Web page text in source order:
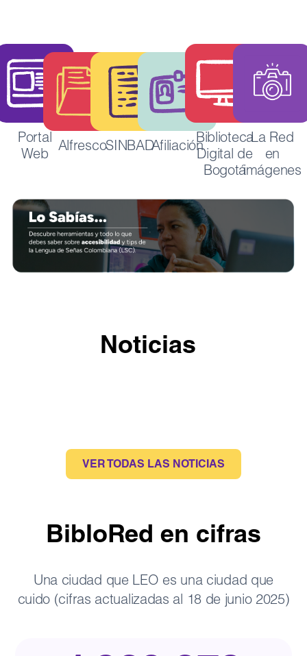
Portal
Web
AlfrescoSINBADAfiliación
Biblioteca
Digital de
Bogotá
La Red
en
imágenes
Noticias
VER TODAS LAS NOTICIAS
BibloRed en cifras
Una ciudad que LEO es una ciudad que
cuido (cifras actualizadas al 18 de junio 2025)